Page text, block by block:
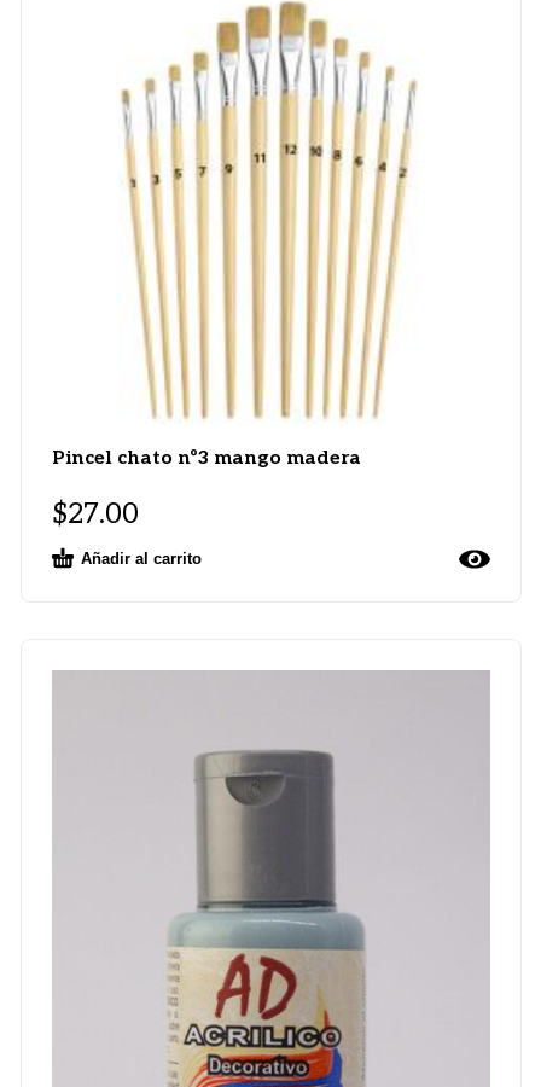
Pincel chato nº3 mango madera
$27.00
Añadir al carrito